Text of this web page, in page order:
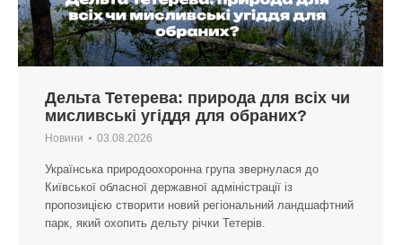
Дельта Тетерева: природа для всіх чи
мисливські угіддя для обраних?
Новини 03.08.2026
Українська природоохоронна група звернулася до
Київської обласної державної адміністрації із
пропозицією створити новий регіональний ландшафтний
парк, який охопить дельту річки Тетерів.